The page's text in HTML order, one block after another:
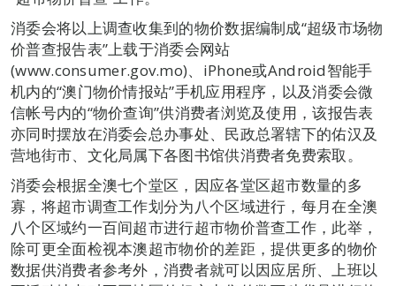
消委会将以上调查收集到的物价数据编制成“超级市场物
价普查报告表”上载于消委会网站
(www.consumer.gov.mo)、iPhone或Android智能手
机内的“澳门物价情报站”手机应用程序，以及消委会微
信帐号内的“物价查询”供消费者浏览及使用，该报告表
亦同时摆放在消委会总办事处、民政总署辖下的佑汉及
营地街市、文化局属下各图书馆供消费者免费索取。
消委会根据全澳七个堂区，因应各堂区超市数量的多
寡，将超市调查工作划分为八个区域进行，每月在全澳
八个区域约一百间超市进行超市物价普查工作，此举，
除可更全面检视本澳超市物价的差距，提供更多的物价
数据供消费者参考外，消费者就可以因应居所、上班以